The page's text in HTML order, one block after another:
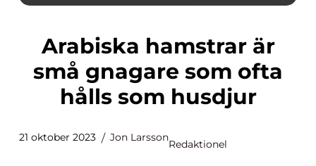
Arabiska hamstrar är
små gnagare som ofta
hålls som husdjur
21 oktober 2023 Jon Larsson
Redaktionel